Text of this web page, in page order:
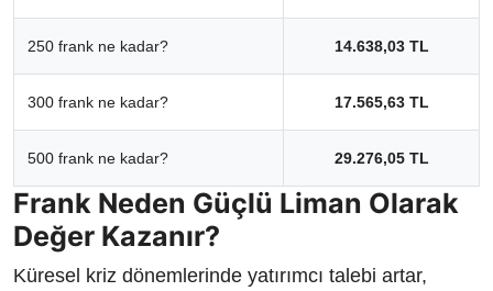
250 frank ne kadar? 14.638,03 TL
300 frank ne kadar? 17.565,63 TL
500 frank ne kadar? 29.276,05 TL
Frank Neden Güçlü Liman Olarak
Değer Kazanır?
Küresel kriz dönemlerinde yatırımcı talebi artar,